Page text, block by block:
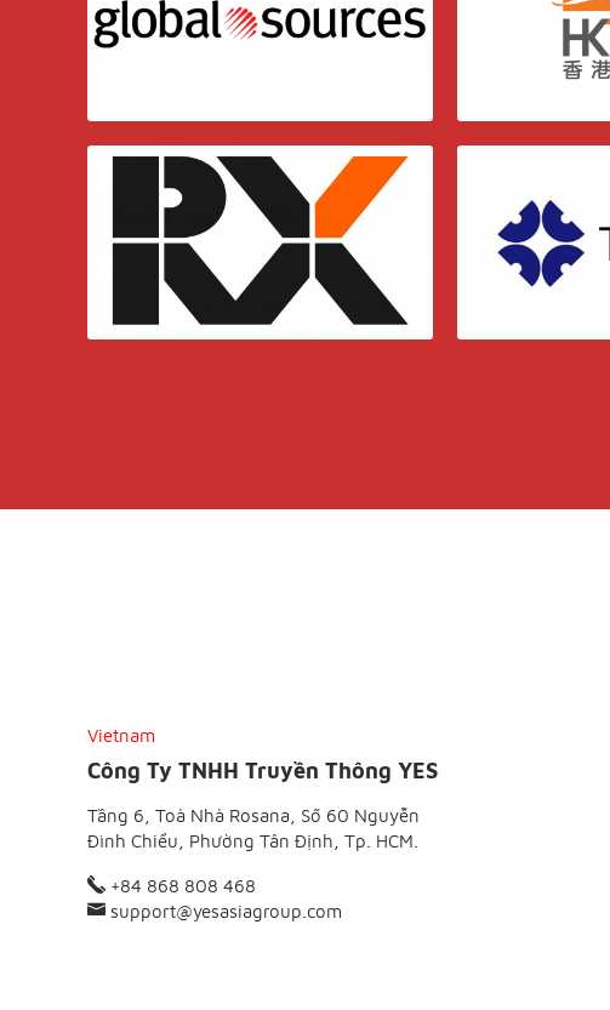
Vietnam
Công Ty TNHH Truyền Thông YES
Tầng 6, Toà Nhà Rosana, Số 60 Nguyễn
Đình Chiểu, Phường Tân Định, Tp. HCM.
+84 868 808 468
support@yesasiagroup.com